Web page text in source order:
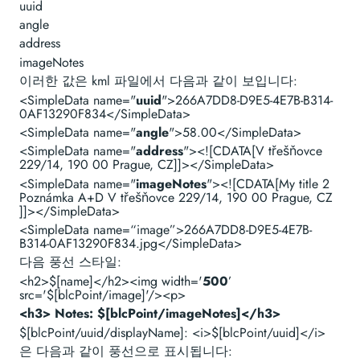
uuid
angle
address
imageNotes
이러한 값은 kml 파일에서 다음과 같이 보입니다:
<SimpleData name="uuid">266A7DD8-D9E5-4E7B-B314-
0AF13290F834</SimpleData>
<SimpleData name="angle">58.00</SimpleData>
<SimpleData name="address"><![CDATA[V třešňovce
229/14, 190 00 Prague, CZ]]></SimpleData>
<SimpleData name="imageNotes"><![CDATA[My title 2
Poznámka A+D V třešňovce 229/14, 190 00 Prague, CZ
]]></SimpleData>
<SimpleData name=“image”>266A7DD8-D9E5-4E7B-
B314-0AF13290F834.jpg</SimpleData>
다음 풍선 스타일:
<h2>$[name]</h2><img width='500’
src='$[blcPoint/image]'/><p>
<h3> Notes: $[blcPoint/imageNotes]</h3>
$[blcPoint/uuid/displayName]: <i>$[blcPoint/uuid]</i>
은 다음과 같이 풍선으로 표시됩니다: